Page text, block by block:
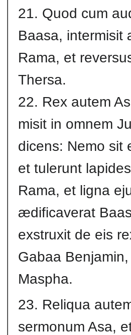
21. Quod cum
Baasa, intermisit
Rama, et
Thersa.
22. Rex autem
misit in omnem
dicens: Nemo sit
et tulerunt
Rama, et ligna
ædificaverat
exstruxit de eis
Gabaa
Maspha.
23. Reliqua
sermonum Asa,